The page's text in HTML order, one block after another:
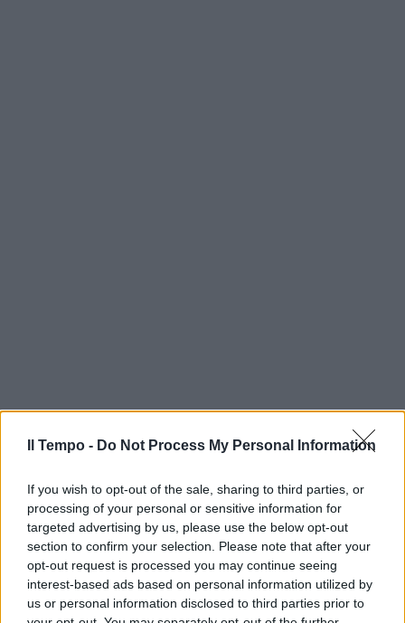
Il Tempo - Do Not Process My Personal Information
If you wish to opt-out of the sale, sharing to third parties, or
processing of your personal or sensitive information for
targeted advertising by us, please use the below opt-out
section to confirm your selection. Please note that after your
opt-out request is processed you may continue seeing
interest-based ads based on personal information utilized by
us or personal information disclosed to third parties prior to